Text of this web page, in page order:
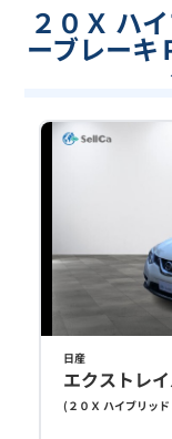
２０Ｘ ハ
ーブレーキ
日産
エクストレ
( ２０Ｘ ハイブリッ